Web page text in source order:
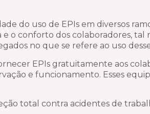
do uso de EPIs em diversos
o conforto dos colaboradores, tal
no que se refere ao uso
EPIs gratuitamente aos
e funcionamento. Esses
total contra acidentes de